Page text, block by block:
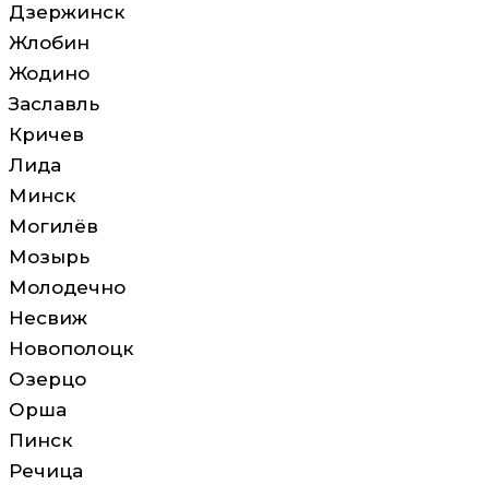
Дзержинск
Жлобин
Жодино
Заславль
Кричев
Лида
Минск
Могилёв
Мозырь
Молодечно
Несвиж
Новополоцк
Озерцо
Орша
Пинск
Речица